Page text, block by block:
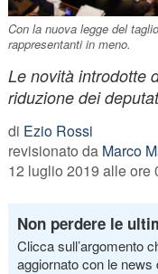
Con la nuova legge del
rappresentanti in meno.
Le novità introdotte
riduzione dei
di Ezio Rossi
revisionato da Marco
12 luglio 2019 alle ore
Non perdere le
Clicca sull’argomento
aggiornato con le news